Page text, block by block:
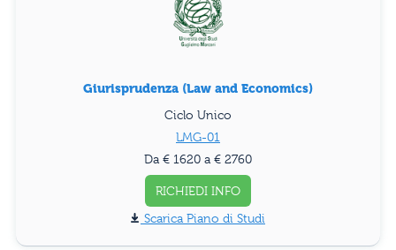
Giurisprudenza (Law and Economics)
Ciclo Unico
LMG-01
Da € 1620 a € 2760
RICHIEDI INFO
Piano di Studi